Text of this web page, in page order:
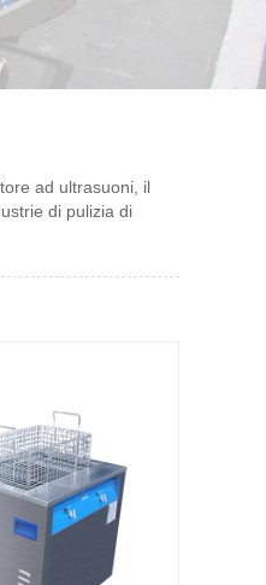
ad ultrasuoni, il
di pulizia di